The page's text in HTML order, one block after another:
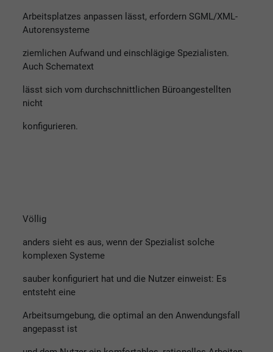
Arbeitsplatzes anpassen lässt, erfordern SGML/XML-
Autorensysteme
ziemlichen Aufwand und einschlägige Spezialisten.
Auch Schematext
lässt sich vom durchschnittlichen Büroangestellten
nicht
konfigurieren.
Völlig
anders sieht es aus, wenn der Spezialist solche
komplexen Systeme
sauber konfiguriert hat und die Nutzer einweist: Es
entsteht eine
Arbeitsumgebung, die optimal an den Anwendungsfall
angepasst ist